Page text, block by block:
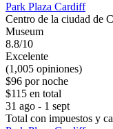
Park Plaza Cardiff
Centro de la ciudad de
Museum
8.8/10
Excelente
(1,005 opiniones)
$96 por noche
$115 en total
31 ago - 1 sept
Total con impuestos y